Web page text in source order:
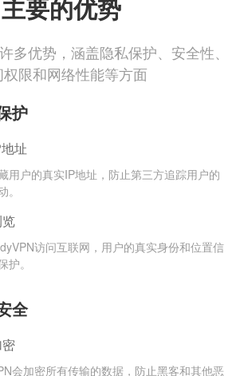
主要的优势
多优势，涵盖隐私保护、安全性、
限和网络性能等方面
护
址
用户的真实IP地址，防止第三方追踪用户的
。
访问互联网，用户的真实身份和位置信
护。
全
会加密所有传输的数据，防止黑客和其他恶